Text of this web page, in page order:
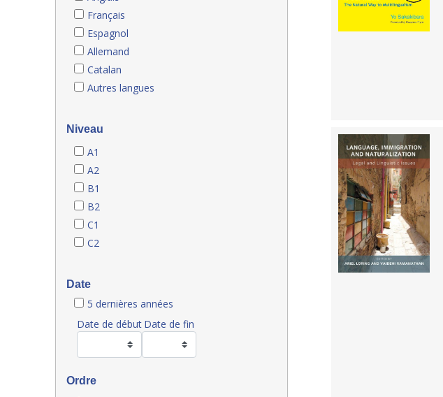
Français
Espagnol
Allemand
Catalan
Autres langues
Niveau
A1
A2
B1
B2
C1
C2
Date
5 dernières années
Date de début Date de fin
Ordre